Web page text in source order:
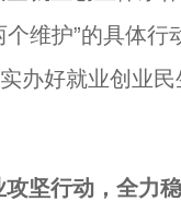
个维护”的具体
办好就业创业
坚行动，全力